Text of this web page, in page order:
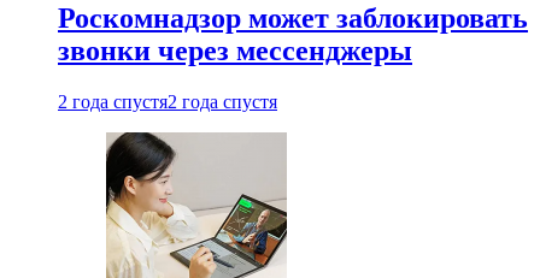
Роскомнадзор может заблокировать
звонки через мессенджеры
2 года спустя2 года спустя